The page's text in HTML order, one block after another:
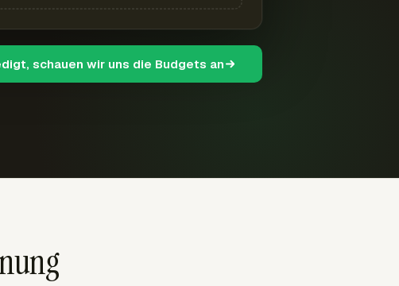
schauen wir uns die Budgets an